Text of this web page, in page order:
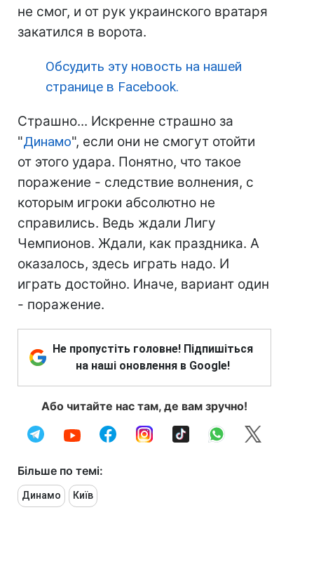
не смог, и от рук украинского вратаря
закатился в ворота.
Обсудить эту новость на нашей
странице в Facebook.
Страшно... Искренне страшно за
"Динамо", если они не смогут отойти
от этого удара. Понятно, что такое
поражение - следствие волнения, с
которым игроки абсолютно не
справились. Ведь ждали Лигу
Чемпионов. Ждали, как праздника. А
оказалось, здесь играть надо. И
играть достойно. Иначе, вариант один
- поражение.
Не пропустіть головне! Підпишіться
на наші оновлення в Google!
Або читайте нас там, де вам зручно!
Більше по темі:
Динамо Київ